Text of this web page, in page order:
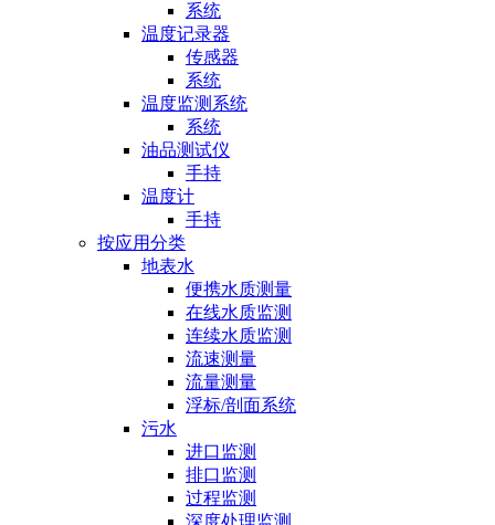
系统
温度记录器
传感器
系统
温度监测系统
系统
油品测试仪
手持
温度计
手持
按应用分类
地表水
便携水质测量
在线水质监测
连续水质监测
流速测量
流量测量
浮标/剖面系统
污水
进口监测
排口监测
过程监测
深度处理监测